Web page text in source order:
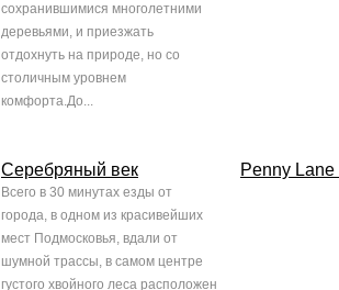
сохранившимися многолетними
деревьями, и приезжать
отдохнуть на природе, но со
столичным уровнем
комфорта.До...
Серебряный век
Всего в 30 минутах езды от
города, в одном из красивейших
мест Подмосковья, вдали от
шумной трассы, в самом центре
густого хвойного леса расположен
Penny